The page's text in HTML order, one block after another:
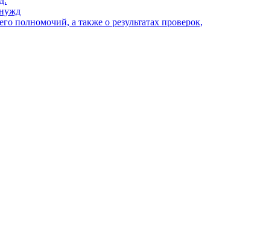
полномочий, а также о результатах проверок,